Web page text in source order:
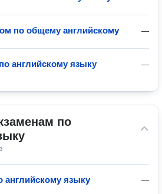
—
по общему английскому
—
английскому языку
по
—
английскому языку